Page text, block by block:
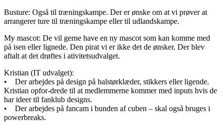
Busture: Også til træningskampe. Der er ønske om at vi prøver at
arrangerer ture til træningskampe eller til udlandskampe.
My mascot: De vil gerne have en ny mascot som kan komme med
på isen eller lignede. Den pirat vi er ikke det de ønsker. Der blev
aftalt at det drøftes i ativitetsudvalget.
Kristian (IT udvalget):
• Der arbejdes på design på halstørklæder, stikkers eller ligende.
Kristian opfor-drede til at medlemmerne kommer med inputs hvis de
har ideer til fanklub designs.
• Der arbejdes på fancam i bunden af cuben – skal også bruges i
powerbreaks.